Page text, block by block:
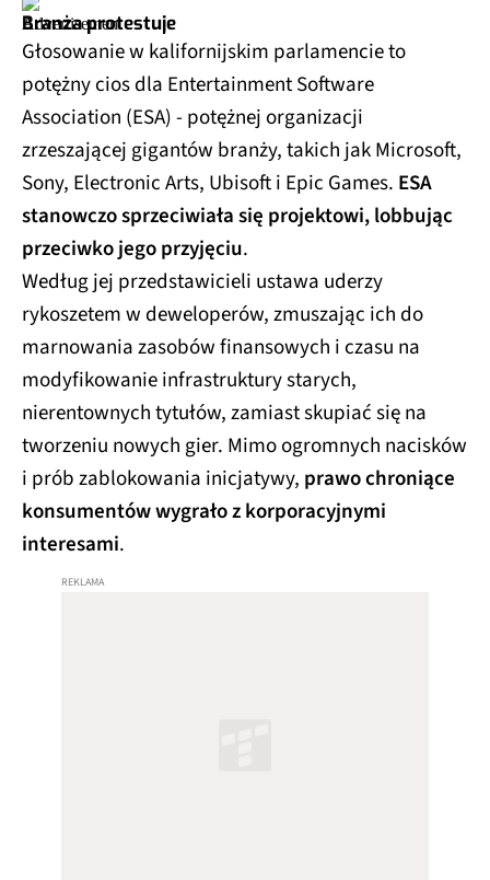
Branża protestuje
Głosowanie w kalifornijskim parlamencie to
potężny cios dla Entertainment Software
Association (ESA) - potężnej organizacji
zrzeszającej gigantów branży, takich jak Microsoft,
Sony, Electronic Arts, Ubisoft i Epic Games. ESA
stanowczo sprzeciwiała się projektowi, lobbując
przeciwko jego przyjęciu.
Według jej przedstawicieli ustawa uderzy
rykoszetem w deweloperów, zmuszając ich do
marnowania zasobów finansowych i czasu na
modyfikowanie infrastruktury starych,
nierentownych tytułów, zamiast skupiać się na
tworzeniu nowych gier. Mimo ogromnych nacisków
i prób zablokowania inicjatywy, prawo chroniące
konsumentów wygrało z korporacyjnymi
interesami.